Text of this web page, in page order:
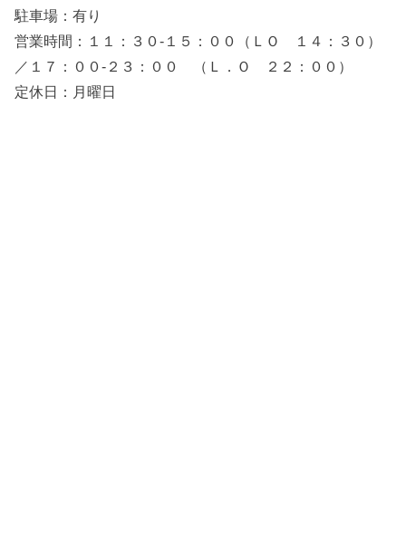
駐車場：有り
営業時間：１１：３０‐１５：００（ＬＯ １４：３０）
／１７：００‐２３：００ （Ｌ．Ｏ ２２：００）
定休日：月曜日